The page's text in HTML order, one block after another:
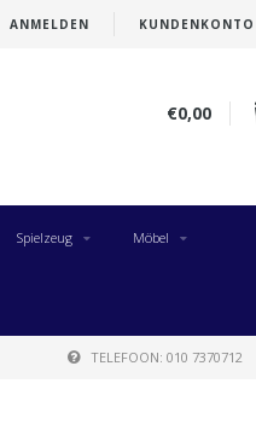
ANMELDEN
€0,00
Spielzeug Möbel
TELEFOON: 010 7370712